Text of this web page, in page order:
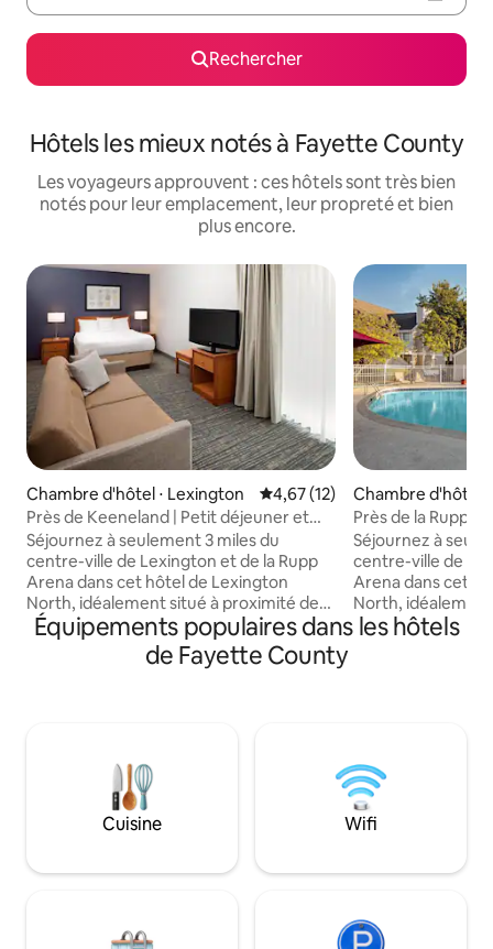
Rechercher
Hôtels les mieux notés à Fayette County
Les voyageurs approuvent : ces hôtels sont très bien
notés pour leur emplacement, leur propreté et bien
plus encore.
Chambre d'hôtel ⋅ Lexington Évaluation moyenne sur la
4,67 (12)
Près de Keeneland | Petit déjeuner et
parking gratuits. Cuisine
Séjournez à seulement 3 miles du
centre-ville de Lexington et de la Rupp
Arena dans cet hôtel de Lexington
North, idéalement situé à proximité de
New Circle Road et de Newtown Pike.
Accédez facilement à l'Université du
Kentucky (4 mi), au Kentucky Horse Park
d'avantages sur place, comme un centre
de fitness et un terrain de sport. ▶️
Remarque : la piscine extérieure
saisonnière est actuellement fermée et
2026.
Chambre d'hôtel
Près de la Rupp
gratuit + cuisine
Séjournez à
centre-ville de
Arena dans cet
North,
New Circle Road
d'avantages sur
de fitness et un
Remarque : la
saisonnière est
2026.
Équipements populaires dans les hôtels
de Fayette County
Cuisine Wifi